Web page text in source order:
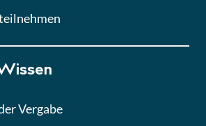
Lektion
Lektion 7
Finales Quiz
Vergabe